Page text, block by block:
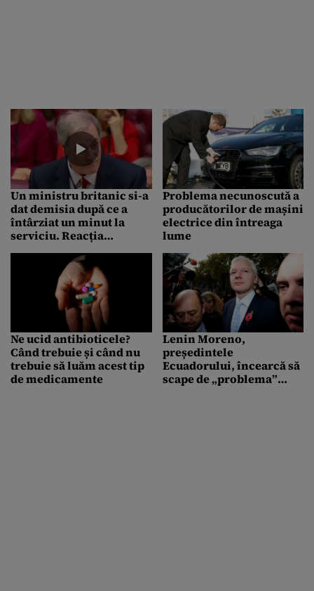
Un ministru britanic si-a
dat demisia după ce a
întârziat un minut la
serviciu. Reacția
Problema necunoscută a
producătorilor de mașini
electrice din întreaga
lume
Ne ucid antibioticele?
Când trebuie și când nu
trebuie să luăm acest tip
de medicamente
Lenin Moreno,
președintele
Ecuadorului, încearcă să
scape de „problema”